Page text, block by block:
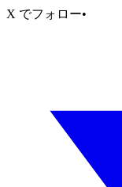
X でフォロー•